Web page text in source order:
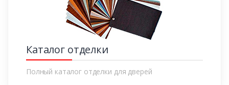
Каталог отделки
Полный каталог отделки для дверей